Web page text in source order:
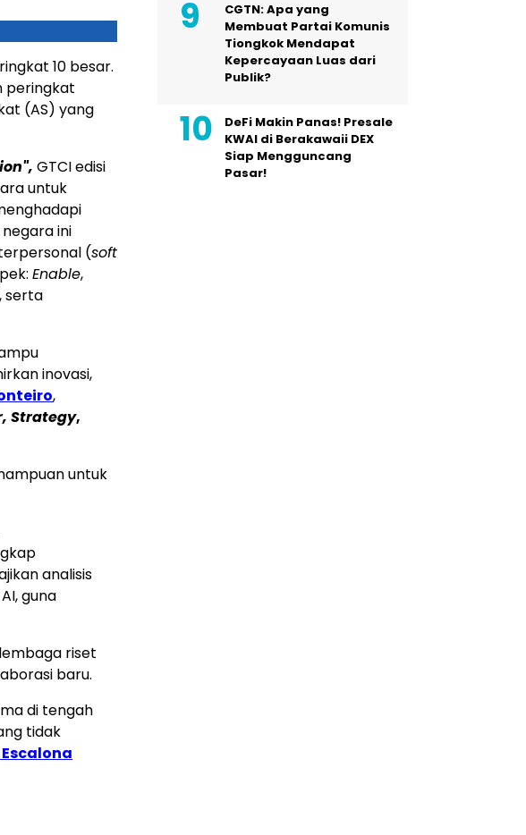
10 besar.
peringkat
(AS) yang
GTCI edisi
untuk
ini
(soft
Enable,
, serta
inovasi,
,
Strategy,
untuk
analisis
guna
riset
baru.
di tengah
tidak
CGTN: Apa yang
Membuat Partai Komunis
Tiongkok Mendapat
Kepercayaan Luas dari
Publik?
DeFi Makin Panas! Presale
KWAI di Berakawaii DEX
Siap Mengguncang
Pasar!